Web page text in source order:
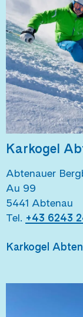
Karkogel
Abtenauer
Au 99
5441 Abtenau
Tel. +43 6243
Karkogel